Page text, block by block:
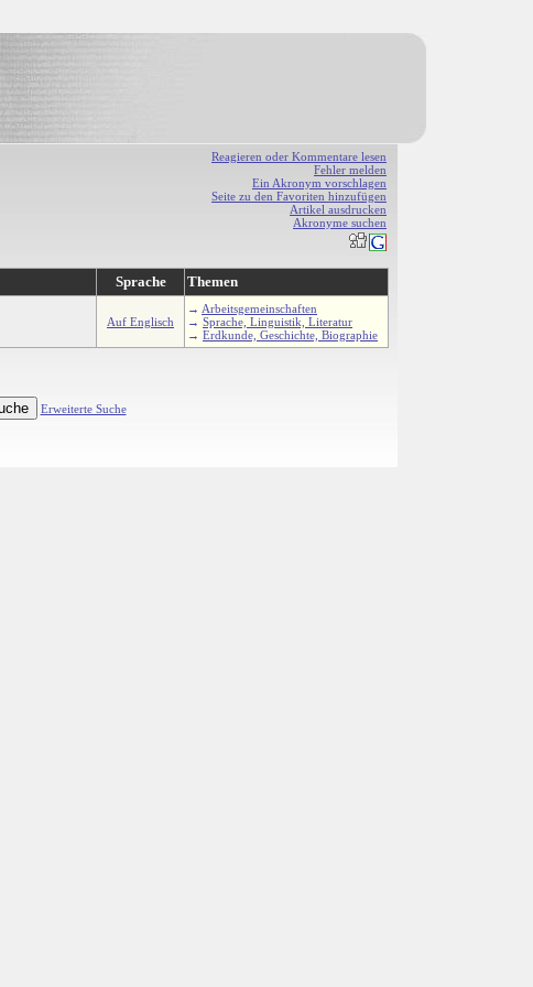
Reagieren oder Kommentare lesen
Fehler melden
Ein Akronym vorschlagen
Seite zu den Favoriten hinzufügen
Artikel ausdrucken
Akronyme suchen
Sprache Themen
Auf Englisch
→ Arbeitsgemeinschaften
→ Sprache, Linguistik, Literatur
→ Erdkunde, Geschichte, Biographie
Erweiterte Suche